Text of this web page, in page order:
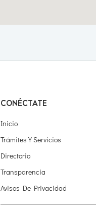
CONÉCTATE
Inicio
Trámites Y Servicios
Directorio
Transparencia
Avisos De Privacidad